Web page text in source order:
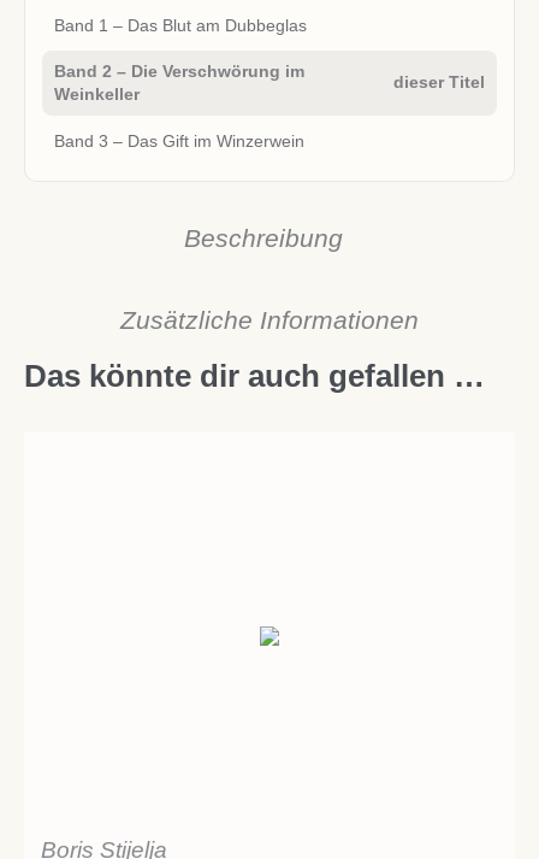
Band 1 – Das Blut am Dubbeglas
Band 2 – Die Verschwörung im
Weinkeller
dieser Titel
Band 3 – Das Gift im Winzerwein
Beschreibung
Zusätzliche Informationen
Das könnte dir auch gefallen …
Boris Stijelja